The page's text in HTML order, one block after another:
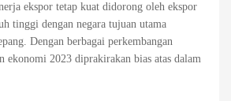
ekspor tetap kuat didorong oleh ekspor
tinggi dengan negara tujuan utama
Dengan berbagai perkembangan
ekonomi 2023 diprakirakan bias atas dalam